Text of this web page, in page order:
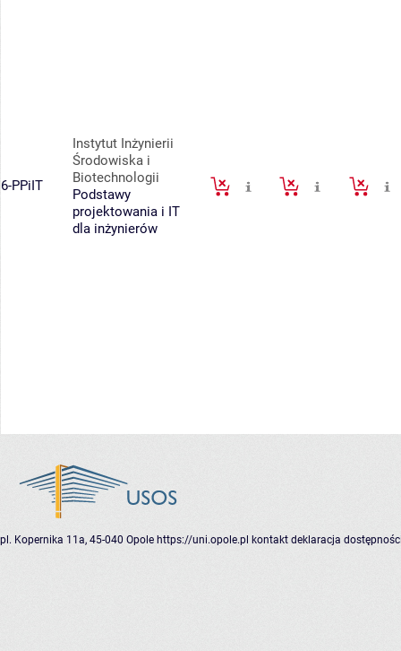
6-PPiIT
Instytut Inżynierii
Środowiska i
Biotechnologii
Podstawy
projektowania i IT
dla inżynierów
pl. Kopernika 11a, 45-040 Opole https://uni.opole.pl kontakt deklaracja